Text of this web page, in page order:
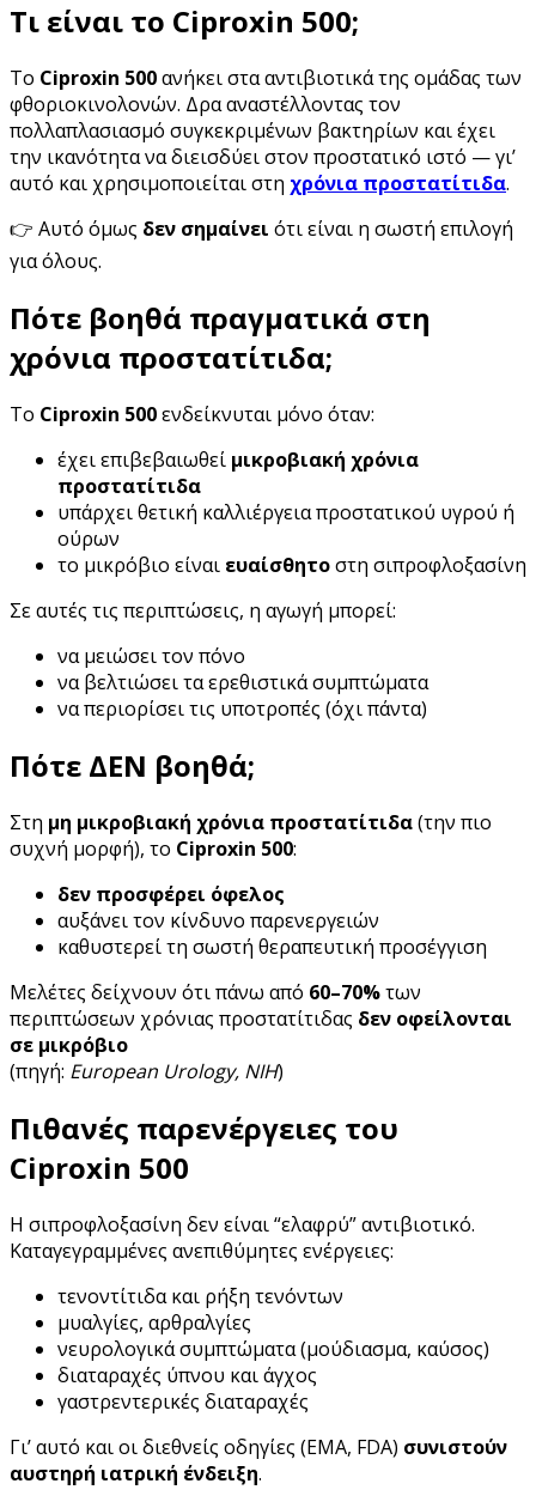
Τι είναι το Ciproxin 500;
Το Ciproxin 500ανήκει στα αντιβιοτικά της ομάδας των
φθοριοκινολονών. Δρα αναστέλλοντας τον
πολλαπλασιασμό συγκεκριμένων βακτηρίων και έχει
την ικανότητα να διεισδύει στον προστατικό ιστό — γι’
αυτό και χρησιμοποιείται στη χρόνια προστατίτιδα.
👉 Αυτό όμως δεν σημαίνει ότι είναι η σωστή επιλογή
για όλους.
Πότε βοηθά πραγματικά στη
χρόνια προστατίτιδα;
Το Ciproxin 500ενδείκνυται μόνο όταν:
έχει επιβεβαιωθεί μικροβιακή χρόνια
προστατίτιδα
υπάρχει θετική καλλιέργεια προστατικού υγρού ή
ούρων
το μικρόβιο είναι ευαίσθητοστη σιπροφλοξασίνη
Σε αυτές τις περιπτώσεις, η αγωγή μπορεί:
να μειώσει τον πόνο
να βελτιώσει τα ερεθιστικά συμπτώματα
να περιορίσει τις υποτροπές (όχι πάντα)
Πότε ΔΕΝ βοηθά;
Στη μη μικροβιακή χρόνια προστατίτιδα(την πιο
συχνή μορφή), το Ciproxin 500:
δεν προσφέρει όφελος
αυξάνει τον κίνδυνο παρενεργειών
καθυστερεί τη σωστή θεραπευτική προσέγγιση
Μελέτες δείχνουν ότι πάνω από 60–70%των
περιπτώσεων χρόνιας προστατίτιδας δεν οφείλονται
σε μικρόβιο
(πηγή: European Urology, NIH)
Πιθανές παρενέργειες του
Ciproxin 500
Η σιπροφλοξασίνη δεν είναι “ελαφρύ” αντιβιοτικό.
Καταγεγραμμένες ανεπιθύμητες ενέργειες:
τενοντίτιδα και ρήξη τενόντων
μυαλγίες, αρθραλγίες
νευρολογικά συμπτώματα (μούδιασμα, καύσος)
διαταραχές ύπνου και άγχος
γαστρεντερικές διαταραχές
Γι’ αυτό και οι διεθνείς οδηγίες (EMA, FDA) συνιστούν
αυστηρή ιατρική ένδειξη.